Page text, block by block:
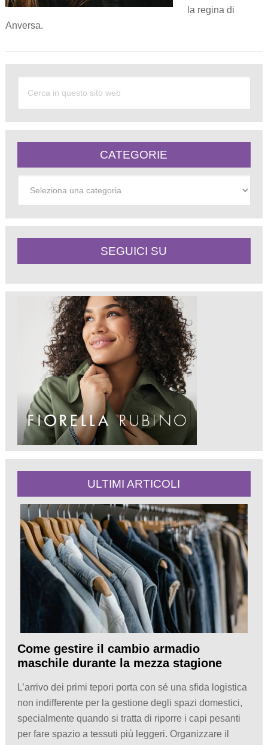
la regina di
Anversa.
CATEGORIE
SEGUICI SU
ULTIMI ARTICOLI
Come gestire il cambio armadio
maschile durante la mezza stagione
L’arrivo dei primi tepori porta con sé una sfida logistica
non indifferente per la gestione degli spazi domestici,
specialmente quando si tratta di riporre i capi pesanti
per fare spazio a tessuti più leggeri. Organizzare il